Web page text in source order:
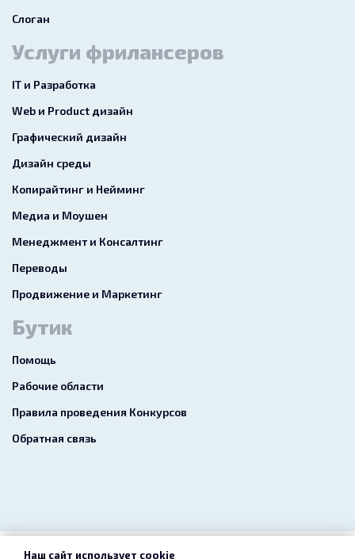
Слоган
Услуги фрилансеров
IT и Разработка
Web и Product дизайн
Графический дизайн
Дизайн среды
Копирайтинг и Нейминг
Медиа и Моушен
Менеджмент и Консалтинг
Переводы
Продвижение и Маркетинг
Бутик
Помощь
Рабочие области
Правила проведения Конкурсов
Обратная связь
Наш сайт использует cookie